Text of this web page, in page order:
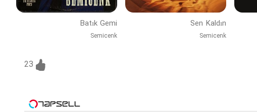
Sen Kaldın
Semicenk
Batık Gemi
Semicenk
23